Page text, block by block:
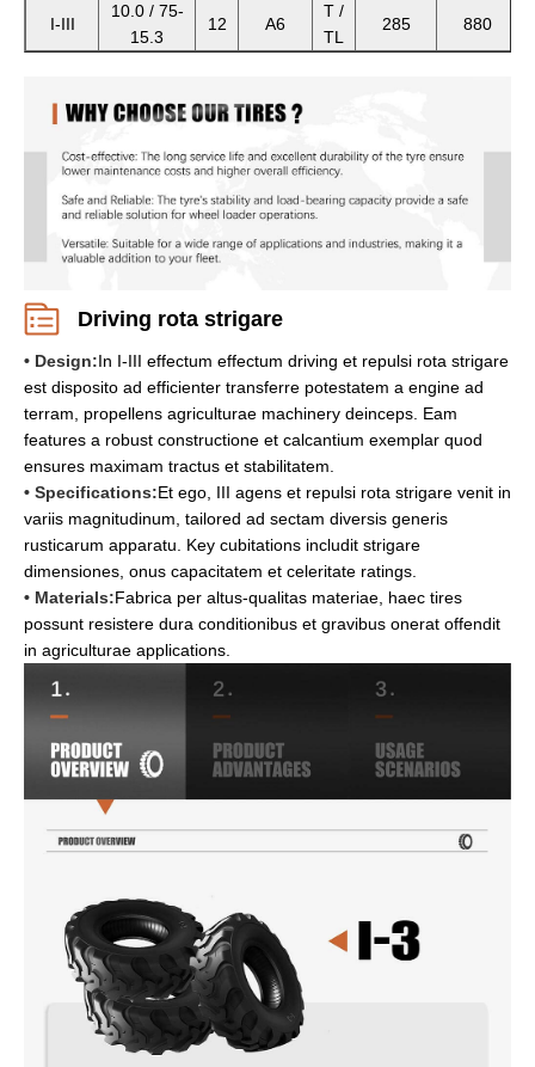
I-III
10.0 / 75-
15.3
12 A6
T /
TL
285 880
Driving rota strigare
• Design:In I-III effectum effectum driving et repulsi rota strigare
est disposito ad efficienter transferre potestatem a engine ad
terram, propellens agriculturae machinery deinceps. Eam
features a robust constructione et calcantium exemplar quod
ensures maximam tractus et stabilitatem.
• Specifications:Et ego, III agens et repulsi rota strigare venit in
variis magnitudinum, tailored ad sectam diversis generis
rusticarum apparatu. Key cubitations includit strigare
dimensiones, onus capacitatem et celeritate ratings.
• Materials:Fabrica per altus-qualitas materiae, haec tires
possunt resistere dura conditionibus et gravibus onerat offendit
in agriculturae applications.